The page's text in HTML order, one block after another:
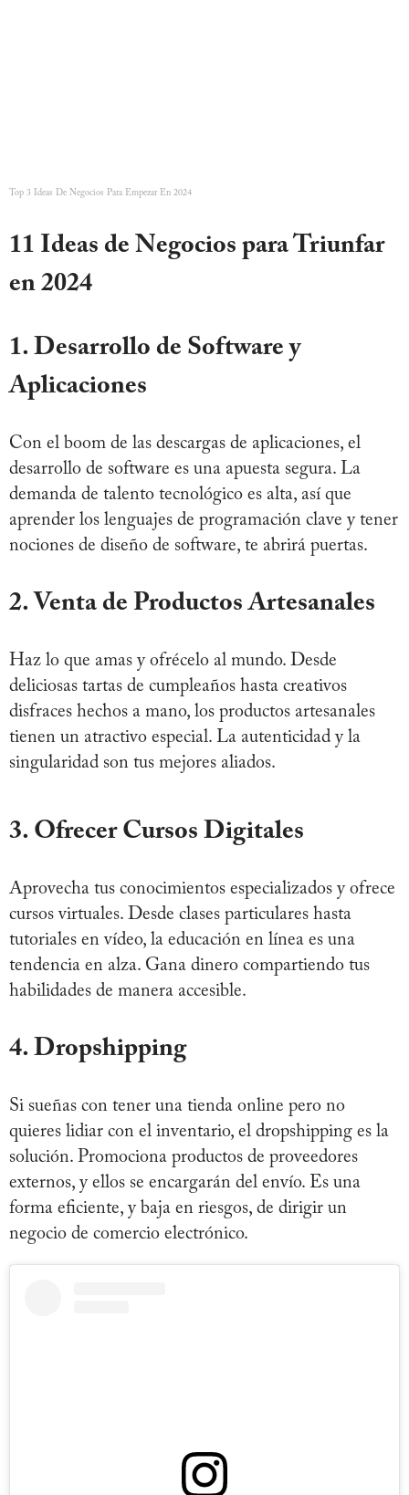
Top 3 Ideas De Negocios Para Empezar En 2024
11 Ideas de Negocios para Triunfar
en 2024
1. Desarrollo de Software y
Aplicaciones
Con el boom de las descargas de aplicaciones, el
desarrollo de software es una apuesta segura. La
demanda de talento tecnológico es alta, así que
aprender los lenguajes de programación clave y tener
nociones de diseño de software, te abrirá puertas.
2. Venta de Productos Artesanales
Haz lo que amas y ofrécelo al mundo. Desde
deliciosas tartas de cumpleaños hasta creativos
disfraces hechos a mano, los productos artesanales
tienen un atractivo especial. La autenticidad y la
singularidad son tus mejores aliados.
3. Ofrecer Cursos Digitales
Aprovecha tus conocimientos especializados y ofrece
cursos virtuales. Desde clases particulares hasta
tutoriales en vídeo, la educación en línea es una
tendencia en alza. Gana dinero compartiendo tus
habilidades de manera accesible.
4. Dropshipping
Si sueñas con tener una tienda online pero no
quieres lidiar con el inventario, el dropshipping es la
solución. Promociona productos de proveedores
externos, y ellos se encargarán del envío. Es una
forma eficiente, y baja en riesgos, de dirigir un
negocio de comercio electrónico.